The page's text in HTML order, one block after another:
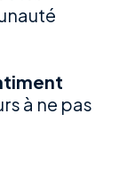
à ne pas